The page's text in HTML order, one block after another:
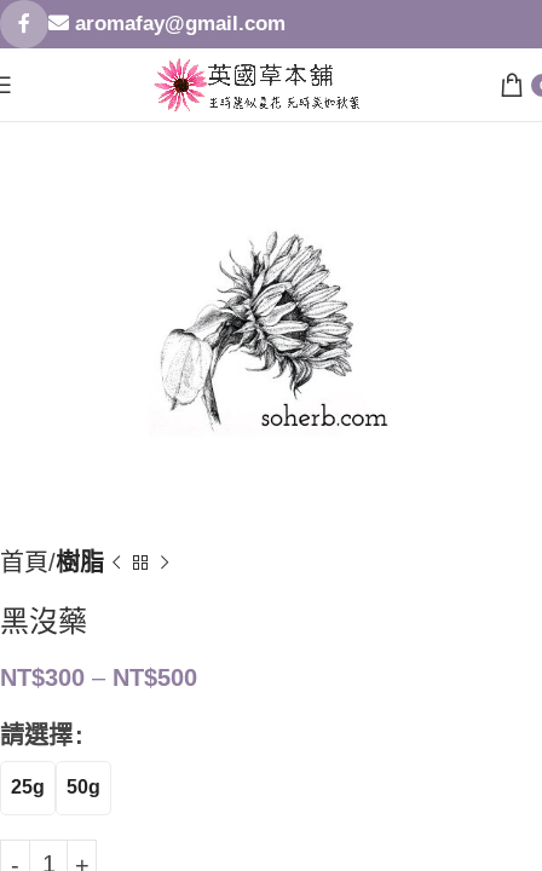
aromafay@gmail.com
首頁 樹脂
黑沒藥
NT$300 – NT$500
請選擇
25g 50g